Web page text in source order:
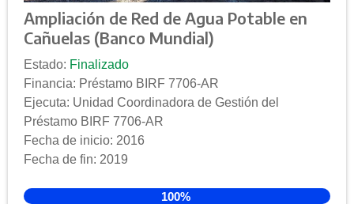
Ampliación de Red de Agua Potable en
Cañuelas (Banco Mundial)
Estado: Finalizado
Financia: Préstamo BIRF 7706-AR
Ejecuta: Unidad Coordinadora de Gestión del
Préstamo BIRF 7706-AR
Fecha de inicio: 2016
Fecha de fin: 2019
100%